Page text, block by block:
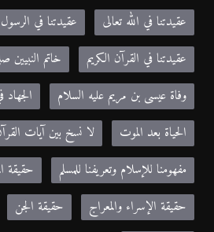
عقيدتنا في الله تعالى
عقيدتنا في
عقيدتنا في القرآن الكريم
خاتم النبيين
وفاة عيسى بن مريم عليه السلام
الجهاد
الحياة بعد الموت
لا نسخ بين آيات
مفهومنا للإسلام وتعريفنا للمسلم
حقيقة
حقيقة الإسراء والمعراج
حقيقة الجن